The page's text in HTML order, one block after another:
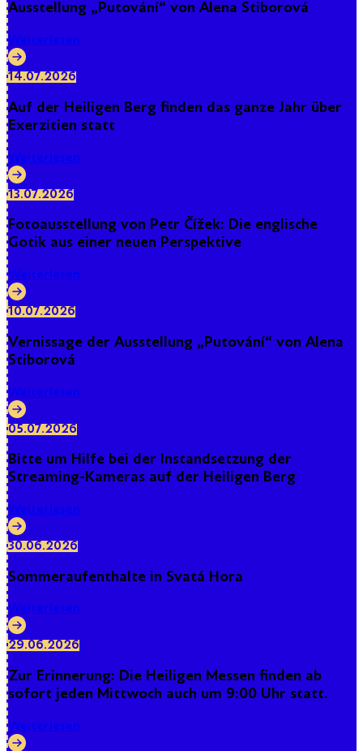
Ausstellung „Putování“ von Alena Stiborová
Weiterlesen
14.07.2026
Auf der Heiligen Berg finden das ganze Jahr über
Exerzitien statt
Weiterlesen
13.07.2026
Fotoausstellung von Petr Čížek: Die englische
Gotik aus einer neuen Perspektive
Weiterlesen
10.07.2026
Vernissage der Ausstellung „Putování“ von Alena
Stiborová
Weiterlesen
05.07.2026
Bitte um Hilfe bei der Instandsetzung der
Streaming-Kameras auf der Heiligen Berg
Weiterlesen
30.06.2026
Sommeraufenthalte in Svatá Hora
Weiterlesen
29.06.2026
Zur Erinnerung: Die Heiligen Messen finden ab
sofort jeden Mittwoch auch um 9:00 Uhr statt.
Weiterlesen